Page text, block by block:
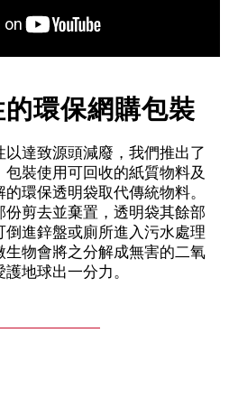
的環保網購包裝
以達致源頭減廢，我們推出了
包裝使用可回收的紙質物料及
環保透明袋取代傳統物料。
份剪去並棄置，透明袋其餘部
倒進鋅盤或廁所進入污水處理
生物會將之分解成無害的二氧
地球出一分力。